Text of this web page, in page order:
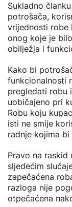
Sukladno
potrošača,
vrijednosti robe
onog koje je
obilježja i
Kako bi
funkcionalnosti
pregledati robu
uobičajeno pri
Robu koju
isti ne smije
radnje kojima
Pravo na
sljedećim
zapečaćena
razloga nije
otpečaćena